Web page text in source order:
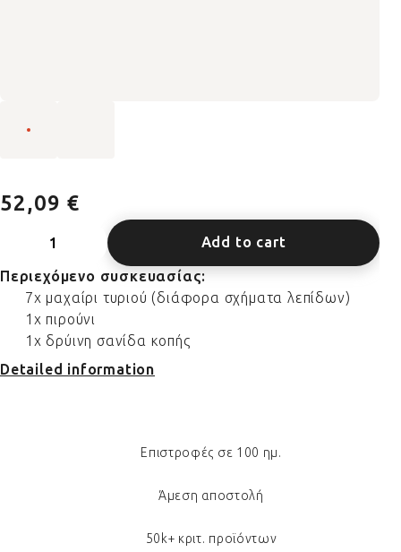
52,09 €
Add to cart
Περιεχόμενο συσκευασίας:
7x μαχαίρι τυριού (διάφορα σχήματα λεπίδων)
1x πιρούνι
1x δρύινη σανίδα κοπής
Detailed information
Επιστροφές σε 100 ημ.
Άμεση αποστολή
50k+ κριτ. προϊόντων